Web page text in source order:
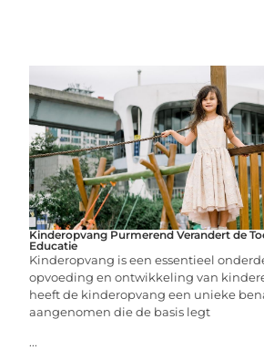
Kinderopvang Purmerend Verandert de
Educatie
Kinderopvang is een essentieel
opvoeding en ontwikkeling van
heeft de kinderopvang een unieke
aangenomen die de basis legt
...